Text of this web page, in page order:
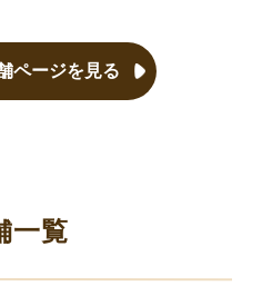
ページを見る
一覧